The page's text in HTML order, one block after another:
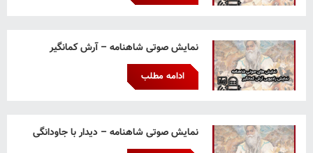
نمایش صوتی شاهنامه – آرش کمانگیر
ادامه مطلب
نمایش صوتی شاهنامه – دیدار با جاودانگی